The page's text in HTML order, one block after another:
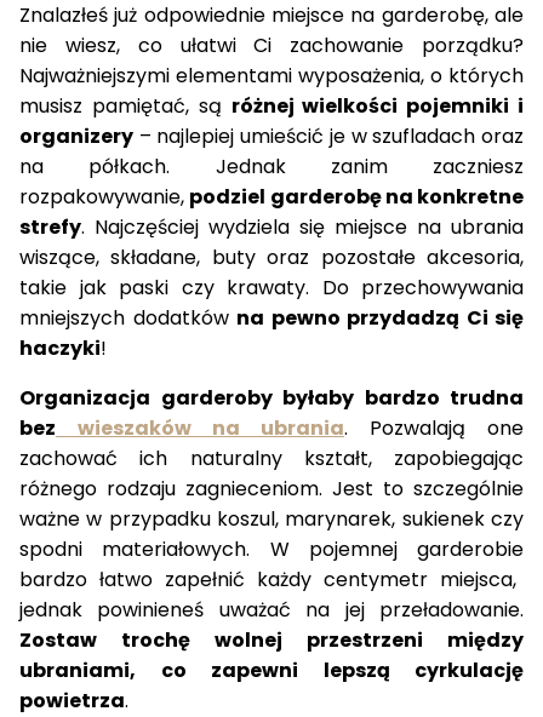
Znalazłeś już odpowiednie miejsce na garderobę, ale
nie wiesz, co ułatwi Ci zachowanie porządku?
Najważniejszymi elementami wyposażenia, o których
musisz pamiętać, są różnej wielkości pojemniki i
organizery – najlepiej umieścić je w szufladach oraz
na półkach. Jednak zanim zaczniesz
rozpakowywanie, podziel garderobę na konkretne
strefy. Najczęściej wydziela się miejsce na ubrania
wiszące, składane, buty oraz pozostałe akcesoria,
takie jak paski czy krawaty. Do przechowywania
mniejszych dodatków na pewno przydadzą Ci się
haczyki!
Organizacja garderoby byłaby bardzo trudna
bez
wieszaków na ubrania. Pozwalają one
zachować ich naturalny kształt, zapobiegając
różnego rodzaju zagnieceniom. Jest to szczególnie
ważne w przypadku koszul, marynarek, sukienek czy
spodni materiałowych. W pojemnej garderobie
bardzo łatwo zapełnić każdy centymetr miejsca,
jednak powinieneś uważać na jej przeładowanie.
Zostaw trochę wolnej przestrzeni między
ubraniami, co zapewni lepszą cyrkulację
powietrza.